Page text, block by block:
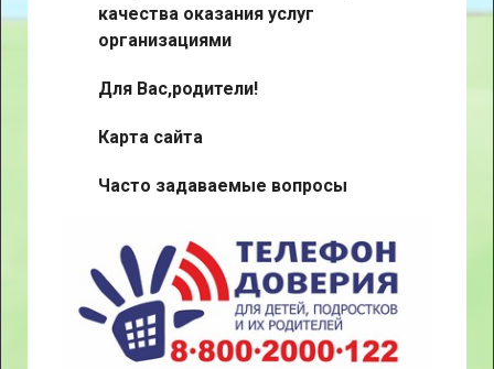
качества оказания услуг
организациями
Для Вас,родители!
Карта сайта
Часто задаваемые вопросы